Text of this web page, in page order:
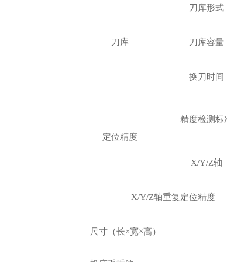
刀库
刀库形式
刀库容量
换刀时间
定位精度
精度检测标
X/Y/Z轴
X/Y/Z轴重复定位精度
尺寸（长×宽×高）